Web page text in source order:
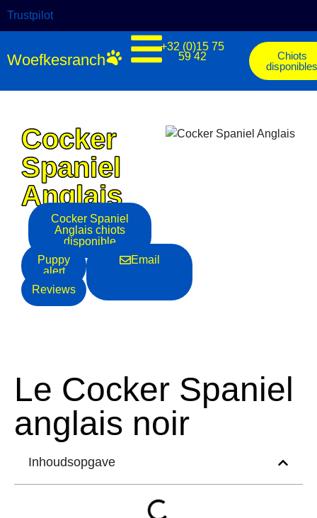
Trustpilot
Woefkesranch
+32 (0)15 75
59 42
Chiots
Cocker
Spaniel
Anglais
Cocker Spaniel
Anglais chiots
disponible
Puppy
alert
Reviews
Email
Le Cocker Spaniel
anglais noir
Inhoudsopgave